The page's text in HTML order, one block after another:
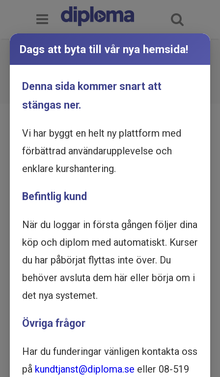
Barnkonventionen - Utbildning online
Köp - 1 595 kr
Prova ett delmoment
Barnkonventionen - Utbildning
online
PEDAGOGIK | VÅRD OCH
Motsvarar ½ dag lärarledd utbildning
Beskrivning
Dags att byta till vår nya hemsida!
Denna sida kommer snart att
stängas ner.
Vi har byggt en helt ny plattform med
förbättrad användarupplevelse och
enklare kurshantering.
Befintlig kund
När du loggar in första gången följer dina
köp och diplom med automatiskt. Kurser
du har påbörjat flyttas inte över. Du
behöver avsluta dem här eller börja om i
det nya systemet.
Övriga frågor
Har du funderingar vänligen kontakta oss
på kundtjanst@diploma.se eller 08-519